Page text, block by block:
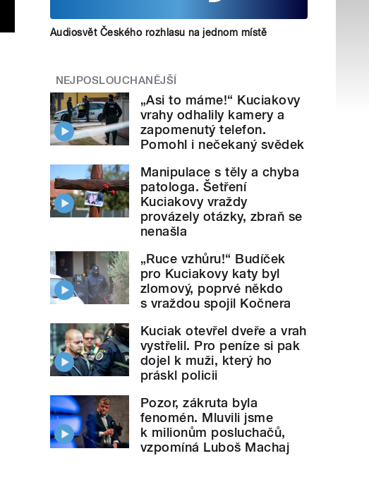
Audiosvět Českého rozhlasu na jednom místě
NEJPOSLOUCHANĚJŠÍ
„Asi to máme!“ Kuciakovy
vrahy odhalily kamery a
zapomenutý telefon.
Pomohl i nečekaný svědek
Manipulace s těly a chyba
patologa. Šetření
Kuciakovy vraždy
provázely otázky, zbraň se
nenašla
„Ruce vzhůru!“ Budíček
pro Kuciakovy katy byl
zlomový, poprvé někdo
s vraždou spojil Kočnera
Kuciak otevřel dveře a vrah
vystřelil. Pro peníze si pak
dojel k muži, který ho
práskl policii
Pozor, zákruta byla
fenomén. Mluvili jsme
k milionům posluchačů,
vzpomíná Luboš Machaj